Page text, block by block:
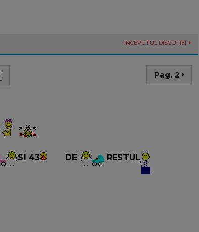
INCEPUTUL DISCUTIEI
Pag. 2
SI 43 DE RESTUL